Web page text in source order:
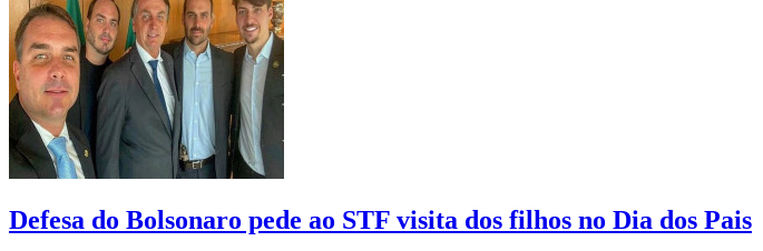
Defesa do Bolsonaro pede ao STF visita dos filhos no Dia dos Pais